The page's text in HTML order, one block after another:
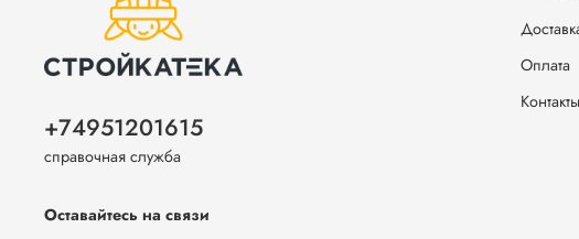
Оплата
Контакты
+74951201615
справочная служба
Оставайтесь на связи